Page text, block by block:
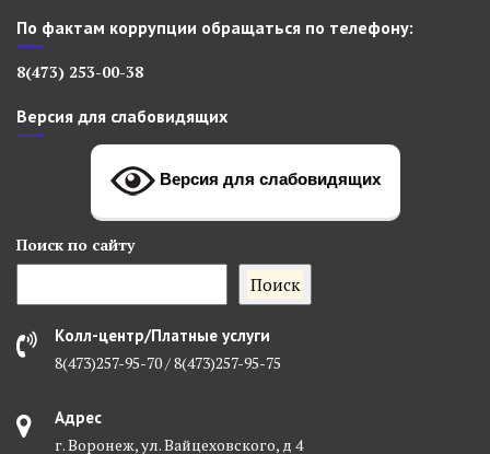
По фактам коррупции обращаться по телефону:
8(473) 253-00-38
Версия для слабовидящих
Версия для слабовидящих
Поиск по сайту
Поиск
Колл-центр/Платные услуги
8(473)257-95-70 / 8(473)257-95-75
Адрес
г. Воронеж, ул. Вайцеховского, д 4